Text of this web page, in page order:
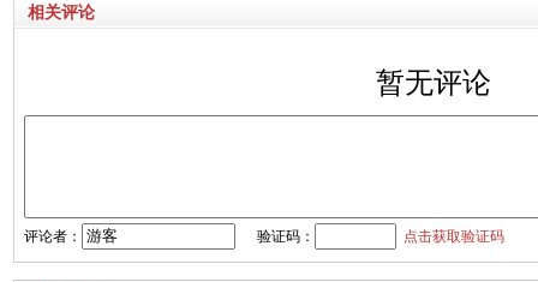
相关评论
暂无评论
评论者： 验证码： 点击获取验证码